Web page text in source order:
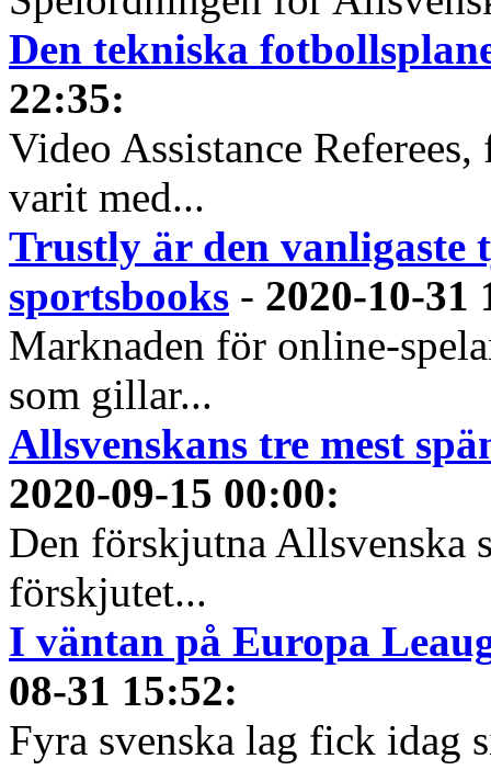
Den tekniska
22:35:
Video Assistance
varit med...
Trustly är den vanligaste
sportsbooks - 2020-10-31
Marknaden för online-
som gillar...
Allsvenskans tre mest
2020-09-15 00:00:
Den förskjutna Allsvenska
förskjutet...
I väntan på Europa
08-31 15:52:
Fyra svenska lag fick idag